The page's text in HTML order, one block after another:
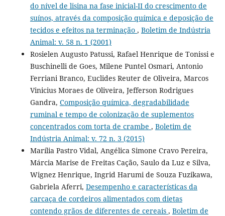
do nível de lisina na fase inicial-II do crescimento de
suínos, através da composição química e deposição de
tecidos e efeitos na terminação , Boletim de Indústria
Animal: v. 58 n. 1 (2001)
Rosielen Augusto Patussi, Rafael Henrique de Tonissi e
Buschinelli de Goes, Milene Puntel Osmari, Antonio
Ferriani Branco, Euclides Reuter de Oliveira, Marcos
Vinicius Moraes de Oliveira, Jefferson Rodrigues
Gandra, Composição química, degradabilidade
ruminal e tempo de colonização de suplementos
concentrados com torta de crambe , Boletim de
Indústria Animal: v. 72 n. 3 (2015)
Marília Pastro Vidal, Angélica Simone Cravo Pereira,
Márcia Marise de Freitas Cação, Saulo da Luz e Silva,
Wignez Henrique, Ingrid Harumi de Souza Fuzikawa,
Gabriela Aferri, Desempenho e características da
carcaça de cordeiros alimentados com dietas
contendo grãos de diferentes de cereais , Boletim de